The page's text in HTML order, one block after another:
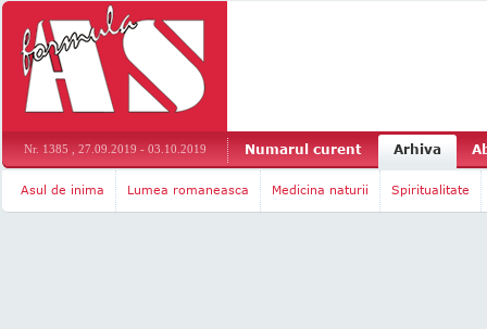
Nr. 1385 , 27.09.2019 - 03.10.2019 Numarul curent Arhiva
Asul de inima Lumea romaneasca Medicina naturii Spiritualitate